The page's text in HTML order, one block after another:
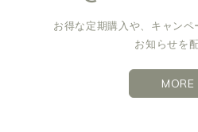
お得な定期購入や、キャン
お知らせを配
MORE